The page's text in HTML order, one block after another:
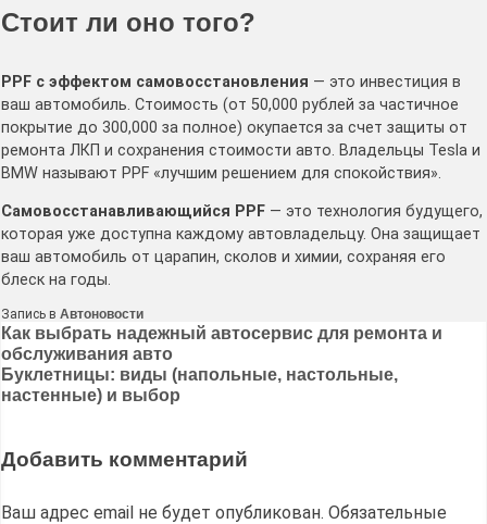
Стоит ли оно того?
PPF с эффектом самовосстановления — это инвестиция в
ваш автомобиль. Стоимость (от 50,000 рублей за частичное
покрытие до 300,000 за полное) окупается за счет защиты от
ремонта ЛКП и сохранения стоимости авто. Владельцы Tesla и
BMW называют PPF «лучшим решением для спокойствия».
Самовосстанавливающийся PPF — это технология будущего,
которая уже доступна каждому автовладельцу. Она защищает
ваш автомобиль от царапин, сколов и химии, сохраняя его
блеск на годы.
Запись в Автоновости
Навигация
по
записям
Как выбрать надежный автосервис для ремонта и
обслуживания авто
Буклетницы: виды (напольные, настольные,
настенные) и выбор
Добавить комментарий
Ваш адрес email не будет опубликован. Обязательные